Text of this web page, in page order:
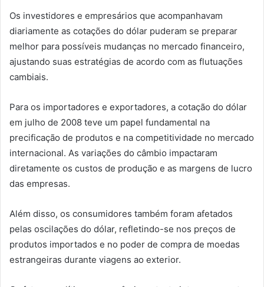
Os investidores e empresários que acompanhavam
diariamente as cotações do dólar puderam se preparar
melhor para possíveis mudanças no mercado financeiro,
ajustando suas estratégias de acordo com as flutuações
cambiais.
Para os importadores e exportadores, a cotação do dólar
em julho de 2008 teve um papel fundamental na
precificação de produtos e na competitividade no mercado
internacional. As variações do câmbio impactaram
diretamente os custos de produção e as margens de lucro
das empresas.
Além disso, os consumidores também foram afetados
pelas oscilações do dólar, refletindo-se nos preços de
produtos importados e no poder de compra de moedas
estrangeiras durante viagens ao exterior.